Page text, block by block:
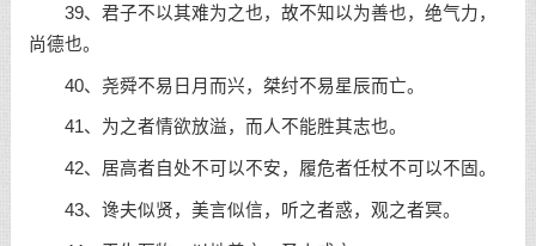
39、君子不以其难为之也，故不知以为善也，绝气力，
尚德也。
40、尧舜不易日月而兴，桀纣不易星辰而亡。
41、为之者情欲放溢，而人不能胜其志也。
42、居高者自处不可以不安，履危者任杖不可以不固。
43、谗夫似贤，美言似信，听之者惑，观之者冥。